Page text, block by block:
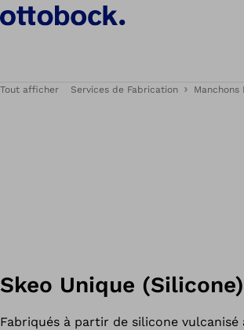
Tout afficher Services de Fabrication Manchons
Skeo Unique (Silicone)
Fabriqués à partir de silicone